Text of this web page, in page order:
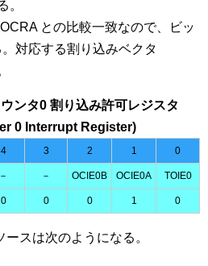
。
との比較一致なので、ビッ
対応する割り込みベクタ
ンタ0 割り込み許可レジスタ
0 Interrupt Register)
4 3 2 1 0
－ － OCIE0B OCIE0A TOIE0
0 0 0 1 0
スは次のようになる。